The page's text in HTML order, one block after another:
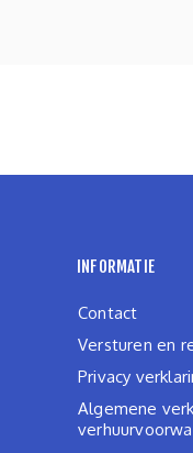
INFORMATIE
Contact
Versturen en
Privacy
Algemene